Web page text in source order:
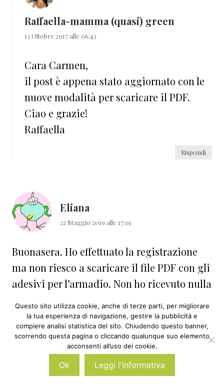
Raffaella-mamma (quasi) green
13 Ottobre 2017 alle 06:43
Cara Carmen,
il post è appena stato aggiornato con le
nuove modalità per scaricare il PDF.
Ciao e grazie!
Raffaella
Rispondi
Eliana
22 Maggio 2019 alle 17:01
Buonasera. Ho effettuato la registrazione
ma non riesco a scaricare il file PDF con gli
adesivi per l’armadio. Non ho ricevuto nulla
mi fa fare lo stesso giro infinito.
É possibile riceverle? Grazie.
Questo sito utilizza cookie, anche di terze parti, per migliorare
la tua esperienza di navigazione, gestire la pubblicità e
compiere analisi statistica del sito. Chiudendo questo banner,
scorrendo questa pagina o cliccando qualunque suo elemento
acconsenti all’uso dei cookie.
Ok Leggi l'informativa